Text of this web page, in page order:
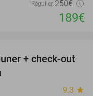
Régulier 250€
189€
43%
+ check-out
9.3 star